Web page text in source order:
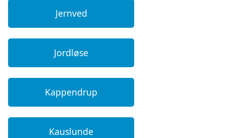
Jernved
Jordløse
Kappendrup
Kauslunde